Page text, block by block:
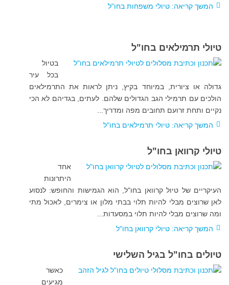
המשך קריאה: טיולי משפחות בחו"ל
טיולי תרמילאים בחו"ל
בטיול
בכל עיר
גדולה או ציורית, במיוחד בקיץ, ניתן לראות את התרמילאים
הולכים עם תרמילי הגב הגדולים שלהם. לעתים, בגדיהם לא הכי
נקיים ותחת זרועם תחובים מפה ומדריך
המשך קריאה: טיולי תרמילאים בחו"ל
טיולי קרוואן בחו"ל
אחד
היתרונות
העיקריים של טיול קרוואן בחו"ל, הוא הגמישות והחופש: לנסוע
לאן שרוצים מבלי להיות תלוי בבתי מלון או צימרים, לאכול מתי
ומה שרוצים מבלי להיות תלוי במסעדות..
המשך קריאה: טיולי קרוואן בחו"ל
טיולים בחו"ל בגיל השלישי
כאשר
מגיעים